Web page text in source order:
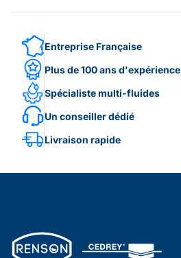
Entreprise Française
Plus de 100 ans d'expérience
Spécialiste multi-fluides
Un conseiller dédié
Livraison rapide